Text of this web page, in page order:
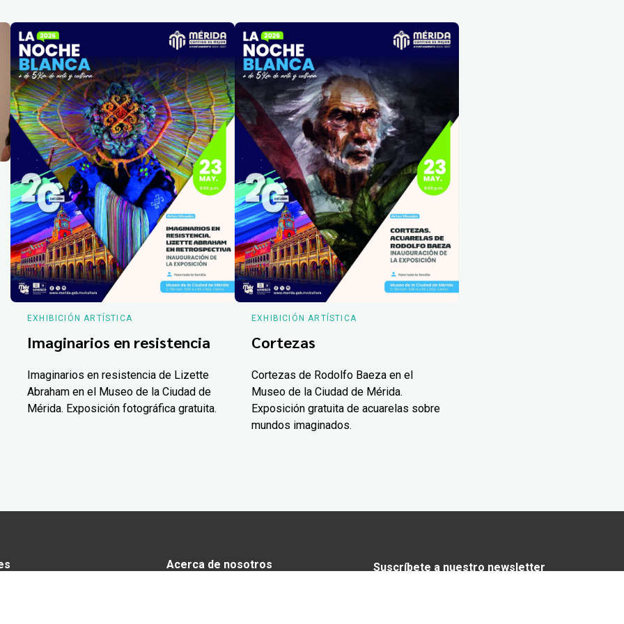
EXHIBICIÓN ARTÍSTICA
Imaginarios en resistencia
Imaginarios en resistencia de Lizette
Abraham en el Museo de la Ciudad de
Mérida. Exposición fotográfica gratuita.
EXHIBICIÓN ARTÍSTICA
Cortezas
Cortezas de Rodolfo Baeza en el
Museo de la Ciudad de Mérida.
Exposición gratuita de acuarelas sobre
mundos imaginados.
Acerca de nosotros
Suscríbete a nuestro newsletter